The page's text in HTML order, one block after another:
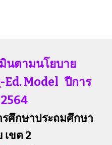
นตามนโยบาย
Ed. Modelปีการ
ศึกษาประถมศึกษา
เขต 2